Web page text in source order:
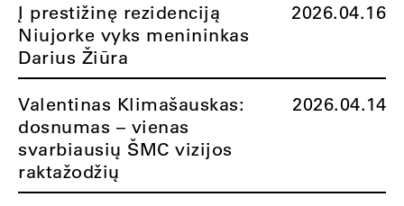
Į prestižinę rezidenciją
Niujorke vyks menininkas
Darius Žiūra
2026.04.16
Valentinas Klimašauskas:
dosnumas – vienas
svarbiausių ŠMC vizijos
raktažodžių
2026.04.14